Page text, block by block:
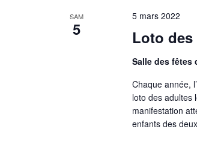
SAM
5 Loto
5 mars 2022
Salle des fêtes
Chaque année,
loto des adultes
manifestation
enfants des